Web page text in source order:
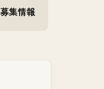
募集情報